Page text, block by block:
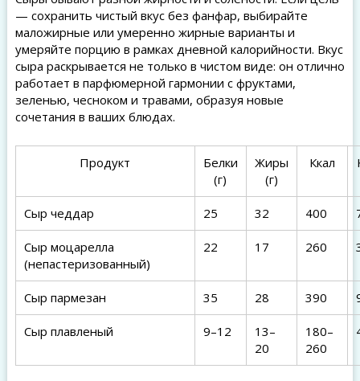
— сохранить чистый вкус без фанфар, выбирайте
маложирные или умеренно жирные варианты и
умеряйте порцию в рамках дневной калорийности. Вкус
сыра раскрывается не только в чистом виде: он отлично
работает в парфюмерной гармонии с фруктами,
зеленью, чесноком и травами, образуя новые
сочетания в ваших блюдах.
Продукт
Белки
(г)
Жиры
(г)
Ккал
Сыр чеддар 25 32 400
Сыр моцарелла
(непастеризованный)
22 17 260
Сыр пармезан 35 28 390
Сыр плавленый 9–12
13–
20
180–
260